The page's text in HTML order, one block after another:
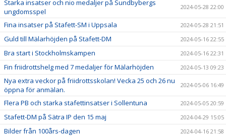
Starka insatser och nio medaljer på Sundbybergs
ungdomsspel
2024-05-28 22:00
Fina insatser på Stafett-SM i Uppsala 2024-05-28 21:51
Guld till Mälarhöjden på Stafett-DM 2024-05-16 22:55
Bra start i Stockholmskampen 2024-05-16 22:31
Fin friidrottshelg med 7 medaljer för Mälarhöjden 2024-05-13 09:23
Nya extra veckor på friidrottsskolan! Vecka 25 och 26 nu
öppna för anmälan.
2024-05-06 16:49
Flera PB och starka stafettinsatser i Sollentuna 2024-05-05 20:59
Stafett-DM på Sätra IP den 15 maj 2024-04-29 15:05
Bilder från 100års-dagen 2024-04-16 21:58